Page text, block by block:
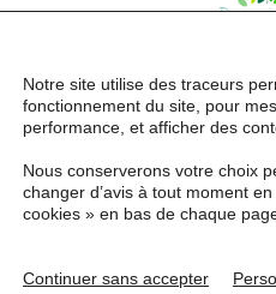
Politique de
Tous
Notre site utilise des traceurs
fonctionnement du site, pour
performance, et afficher des
Nous conserverons votre choix
changer d’avis à tout moment
cookies » en bas de chaque
Continuer sans accepter